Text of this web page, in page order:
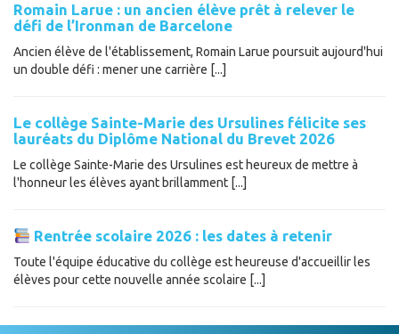
Romain Larue : un ancien élève prêt à relever le
défi de l’Ironman de Barcelone
Ancien élève de l'établissement, Romain Larue poursuit aujourd'hui
un double défi : mener une carrière [...]
Le collège Sainte-Marie des Ursulines félicite ses
lauréats du Diplôme National du Brevet 2026
Le collège Sainte-Marie des Ursulines est heureux de mettre à
l'honneur les élèves ayant brillamment [...]
Rentrée scolaire 2026 : les dates à retenir
Toute l'équipe éducative du collège est heureuse d'accueillir les
élèves pour cette nouvelle année scolaire [...]